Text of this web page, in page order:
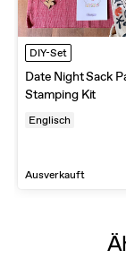
DIY-Set
Date Night Sack
Stamping Kit
Englisch
Ausverkauft